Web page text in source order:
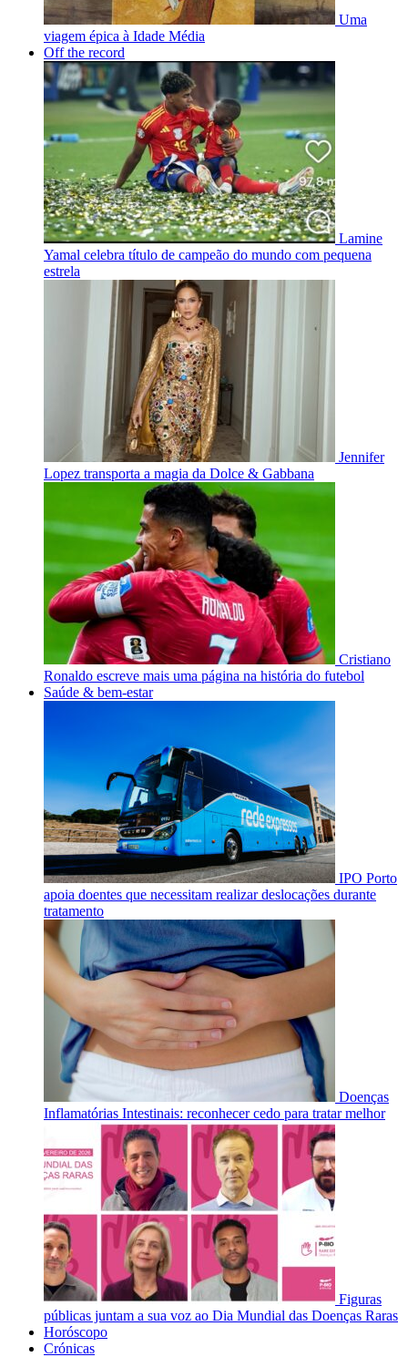
Uma
viagem épica à Idade Média
Off the record
Lamine
Yamal celebra título de campeão do mundo com pequena
estrela
Jennifer
Lopez transporta a magia da Dolce & Gabbana
Cristiano
Ronaldo escreve mais uma página na história do futebol
Saúde & bem-estar
IPO Porto
apoia doentes que necessitam realizar deslocações durante
tratamento
Doenças
Inflamatórias Intestinais: reconhecer cedo para tratar melhor
Figuras
públicas juntam a sua voz ao Dia Mundial das Doenças Raras
Horóscopo
Crónicas